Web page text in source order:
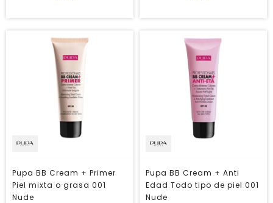
Pupa BB Cream + Primer
Piel mixta o grasa 001
Nude
Pupa BB Cream + Anti
Edad Todo tipo de piel 001
Nude